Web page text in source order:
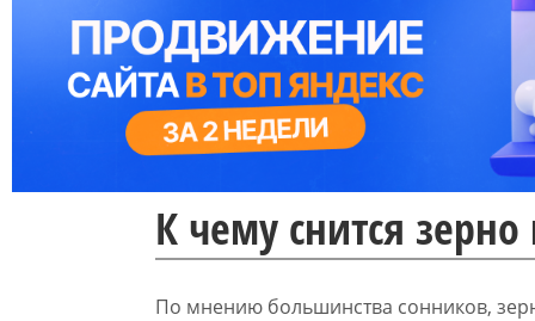
К чему снится
По мнению большинства сонников,